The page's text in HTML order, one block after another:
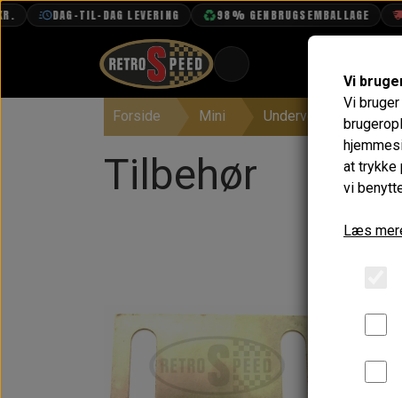
DAG-TIL-DAG LEVERING 98% GENBRUGSEMBALLAGE
PROJEKTER
TEKNISK DATA
Forside Mini Undervogn & Styrtøj
Tilbehør
Vi
Vi
at trykke
vi
Læs